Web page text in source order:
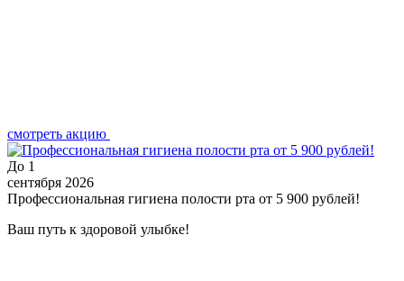
смотреть акцию
До 1
сентября 2026
Профессиональная гигиена полости рта от 5 900 рублей!
Ваш путь к здоровой улыбке!